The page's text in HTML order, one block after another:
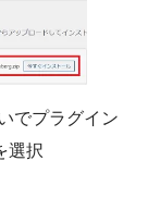
でプラグイン
選択